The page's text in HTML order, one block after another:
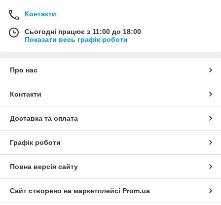
Контакти
Сьогодні працює з 11:00 до 18:00
Показати весь графік роботи
Про нас
Контакти
Доставка та оплата
Графік роботи
Повна версія сайту
Сайт створено на маркетплейсі Prom.ua